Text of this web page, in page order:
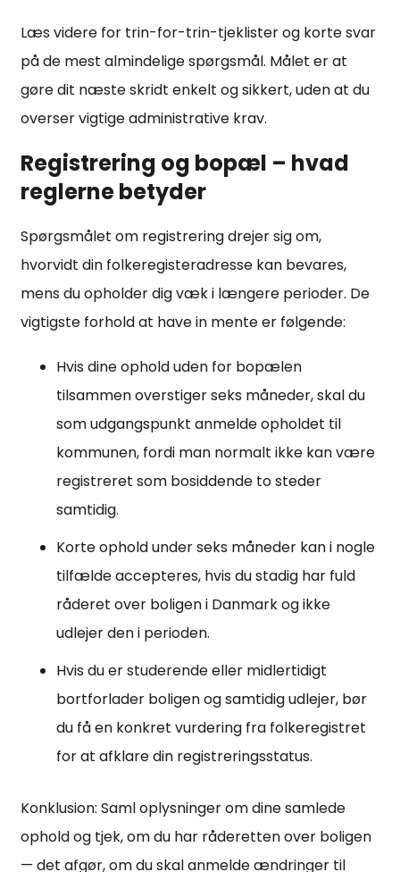
Læs videre for trin-for-trin-tjeklister og korte svar
på de mest almindelige spørgsmål. Målet er at
gøre dit næste skridt enkelt og sikkert, uden at du
overser vigtige administrative krav.
Registrering og bopæl – hvad
reglerne betyder
Spørgsmålet om registrering drejer sig om,
hvorvidt din folkeregisteradresse kan bevares,
mens du opholder dig væk i længere perioder. De
vigtigste forhold at have in mente er følgende:
Hvis dine ophold uden for bopælen
tilsammen overstiger seks måneder, skal du
som udgangspunkt anmelde opholdet til
kommunen, fordi man normalt ikke kan være
registreret som bosiddende to steder
samtidig.
Korte ophold under seks måneder kan i nogle
tilfælde accepteres, hvis du stadig har fuld
råderet over boligen i Danmark og ikke
udlejer den i perioden.
Hvis du er studerende eller midlertidigt
bortforlader boligen og samtidig udlejer, bør
du få en konkret vurdering fra folkeregistret
for at afklare din registreringsstatus.
Konklusion: Saml oplysninger om dine samlede
ophold og tjek, om du har råderetten over boligen
— det afgør, om du skal anmelde ændringer til